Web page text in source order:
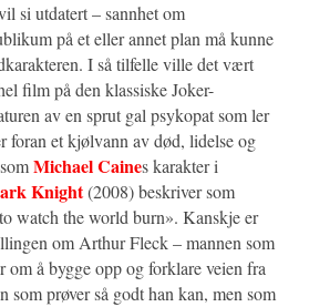
si utdatert – sannhet om
på et eller annet plan må kunne
I så tilfelle ville det vært
film på den klassiske Joker-
av en sprut gal psykopat som ler
foran et kjølvann av død, lidelse og
Michael Caines karakter i
Knight(2008) beskriver som
watch the world burn». Kanskje er
om Arthur Fleck – mannen som
om å bygge opp og forklare veien fra
som prøver så godt han kan, men som